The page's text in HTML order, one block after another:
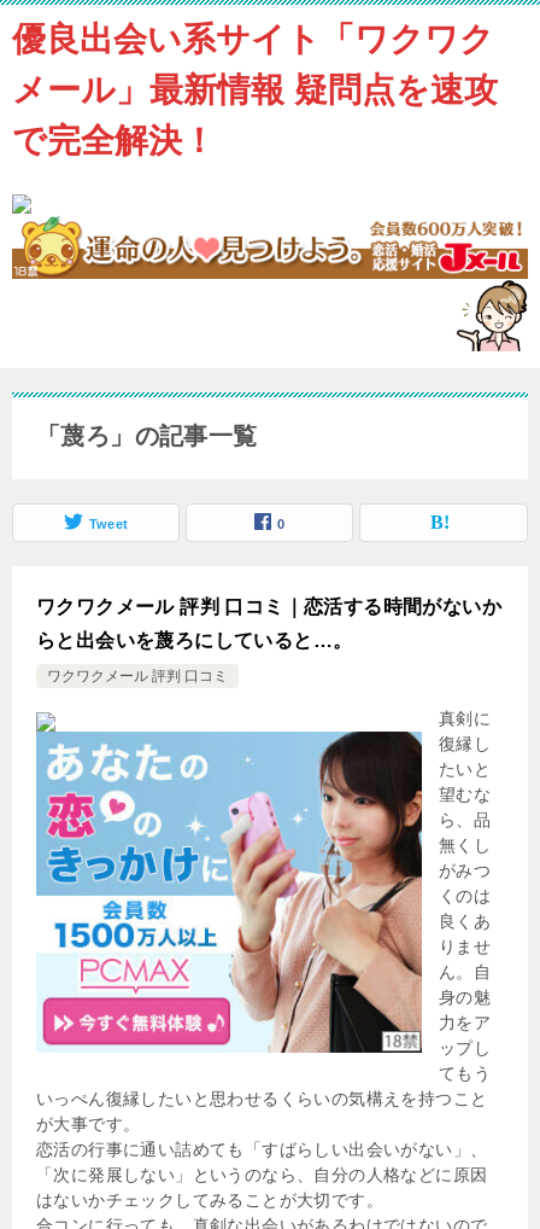
優良出会い系サイト「ワクワク
メール」最新情報 疑問点を速攻
で完全解決！
「蔑ろ」の記事一覧
Tweet 0
ワクワクメール 評判 口コミ｜恋活する時間がないか
らと出会いを蔑ろにしていると…。
ワクワクメール 評判 口コミ
真剣に
復縁し
たいと
望むな
ら、品
無くし
がみつ
くのは
良くあ
りませ
ん。自
身の魅
力をア
ップし
てもう
いっぺん復縁したいと思わせるくらいの気構えを持つこと
が大事です。
恋活の行事に通い詰めても「すばらしい出会いがない」、
「次に発展しない」というのなら、自分の人格などに原因
はないかチェックしてみることが大切です。
合コンに行っても、真剣な出会いがあるわけではないので